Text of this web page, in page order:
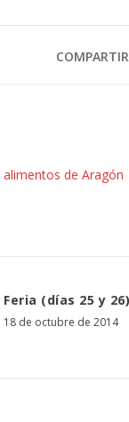
alimentos de Aragón
Feria (días 25 y 26)
18 de octubre de 2014